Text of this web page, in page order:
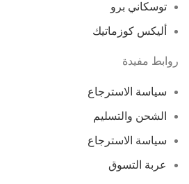
توسكاني برو
أليكس كوزماتيك
روابط مفيدة
سياسة الاسترجاع
الشحن والتسليم
سياسة الاسترجاع
عربة التسوق